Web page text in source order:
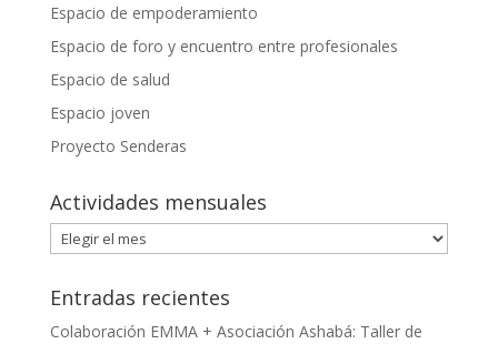
Espacio de empoderamiento
Espacio de foro y encuentro entre profesionales
Espacio de salud
Espacio joven
Proyecto Senderas
Actividades mensuales
Actividades
mensuales
Entradas recientes
Colaboración EMMA + Asociación Ashabá: Taller de